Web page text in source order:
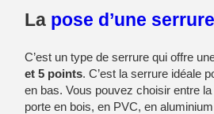
La pose d’une
C’est un type de serrure qui offre
et 5 points. C’est la serrure idéale
en bas. Vous pouvez choisir entre la
porte en bois, en PVC, en